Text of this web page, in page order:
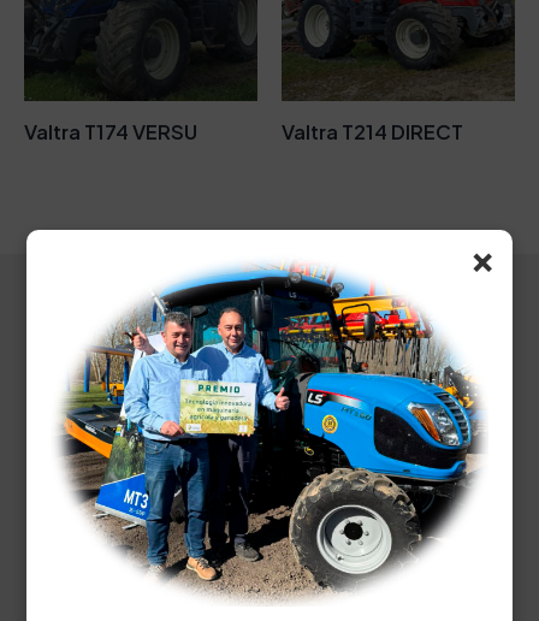
×
Valtra T174 VERSU Valtra T214 DIRECT
Con un equipo de profesionales altamente
cualificados y con gran experiencia,
asesoramos a cada cliente para que
encuentre la máquina ideal para su
actividad. Confianza, flexibilidad y
eficiencia son nuestros pilares. Le